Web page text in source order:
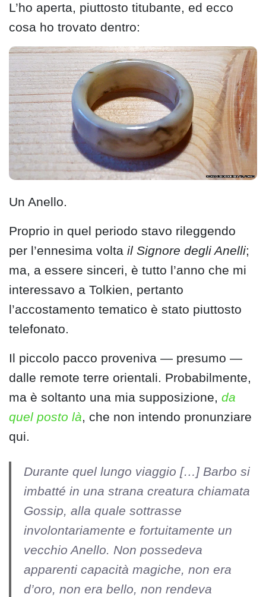
L’ho aperta, piuttosto titubante, ed ecco
cosa ho trovato dentro:
Un Anello.
Proprio in quel periodo stavo rileggendo
per l’ennesima volta il Signore degli Anelli;
ma, a essere sinceri, è tutto l’anno che mi
interessavo a Tolkien, pertanto
l’accostamento tematico è stato piuttosto
telefonato.
Il piccolo pacco proveniva — presumo —
dalle remote terre orientali. Probabilmente,
ma è soltanto una mia supposizione, da
quel posto là, che non intendo pronunziare
qui.
Durante quel lungo viaggio […] Barbo si
imbatté in una strana creatura chiamata
Gossip, alla quale sottrasse
involontariamente e fortuitamente un
vecchio Anello. Non possedeva
apparenti capacità magiche, non era
d’oro, non era bello, non rendeva